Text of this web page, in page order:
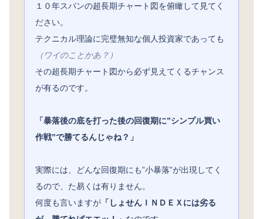
１０年スパンの超長期チャート図を俯瞰して見てく
ださい。
テクニカル理論に完璧無知な個人投資家であっても
（ワイのことかあ？）
その超長期チャート図から必ず見えてくるチャンス
が有るのです。
「暴落後の底を打った後の回復期に”シンプル買い
作戦”で勝てるんじゃね？」
実際には、どんな回復期にも”小暴落”が出現してく
るので、た易くは有りません。
何度も言いますが 「しょせんＩＮＤＥＸには劣る